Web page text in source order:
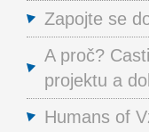
Zapojte se
A proč?
projektu a
Humans of